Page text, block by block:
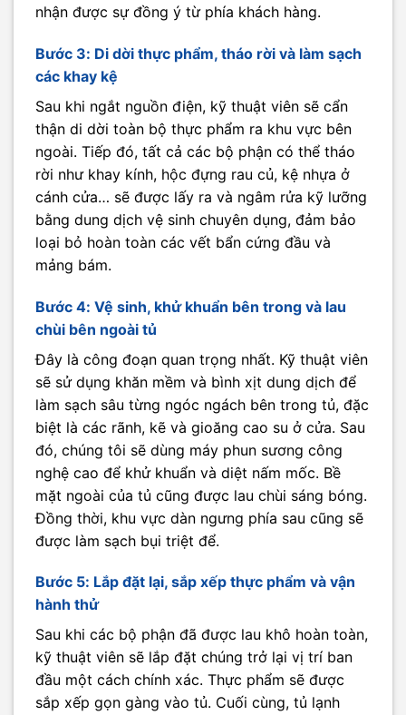
nhận được sự đồng ý từ phía khách hàng.
Bước 3: Di dời thực phẩm, tháo rời và làm sạch
các khay kệ
Sau khi ngắt nguồn điện, kỹ thuật viên sẽ cẩn
thận di dời toàn bộ thực phẩm ra khu vực bên
ngoài. Tiếp đó, tất cả các bộ phận có thể tháo
rời như khay kính, hộc đựng rau củ, kệ nhựa ở
cánh cửa… sẽ được lấy ra và ngâm rửa kỹ lưỡng
bằng dung dịch vệ sinh chuyên dụng, đảm bảo
loại bỏ hoàn toàn các vết bẩn cứng đầu và
mảng bám.
Bước 4: Vệ sinh, khử khuẩn bên trong và lau
chùi bên ngoài tủ
Đây là công đoạn quan trọng nhất. Kỹ thuật viên
sẽ sử dụng khăn mềm và bình xịt dung dịch để
làm sạch sâu từng ngóc ngách bên trong tủ, đặc
biệt là các rãnh, kẽ và gioăng cao su ở cửa. Sau
đó, chúng tôi sẽ dùng máy phun sương công
nghệ cao để khử khuẩn và diệt nấm mốc. Bề
mặt ngoài của tủ cũng được lau chùi sáng bóng.
Đồng thời, khu vực dàn ngưng phía sau cũng sẽ
được làm sạch bụi triệt để.
Bước 5: Lắp đặt lại, sắp xếp thực phẩm và vận
hành thử
Sau khi các bộ phận đã được lau khô hoàn toàn,
kỹ thuật viên sẽ lắp đặt chúng trở lại vị trí ban
đầu một cách chính xác. Thực phẩm sẽ được
sắp xếp gọn gàng vào tủ. Cuối cùng, tủ lạnh